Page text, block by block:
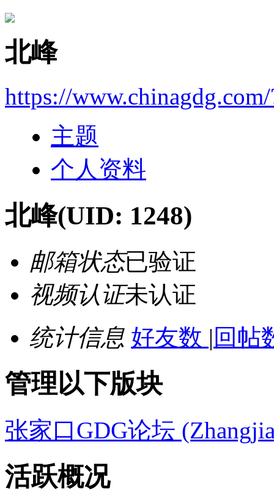
北峰
https://
主题
个人资料
北峰(UID: 1248)
邮箱状态已验证
视频认证未认证
统计信息 好友数 | 回帖
管理以下版块
张家口GDG论坛
活跃概况